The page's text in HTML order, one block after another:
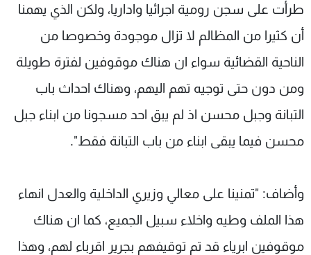
طرأت على سجن رومية اجرائيا واداريا، ولكن الذي يهمنا
أن كثيرا من المظالم لا تزال موجودة وخصوصا من
الناحية القضائية سواء ان هناك موقوفين لفترة طويلة
ومن دون حتى توجيه تهم اليهم، وهناك احداث باب
التبانة وجبل محسن اذ لم يبق احد مسجونا من ابناء جبل
محسن فيما يبقى ابناء من باب التبانة فقط".
وأضاف: "تمنينا على معالي وزيري الداخلية والعدل انهاء
هذا الملف وطيه واخلاء سبيل الجميع، كما ان هناك
موقوفين ابرياء قد تم توقيفهم بجرير اقرباء لهم، وهذا